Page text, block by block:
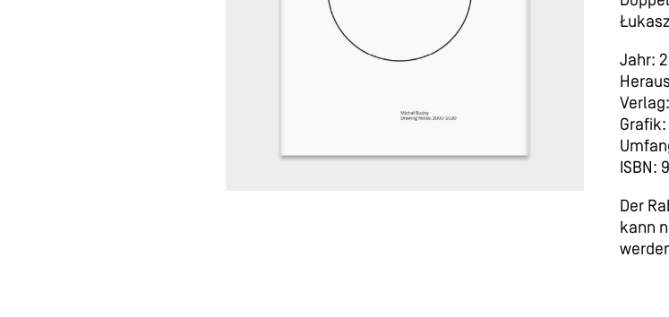
Jahr:
ISBN:
Der
kann